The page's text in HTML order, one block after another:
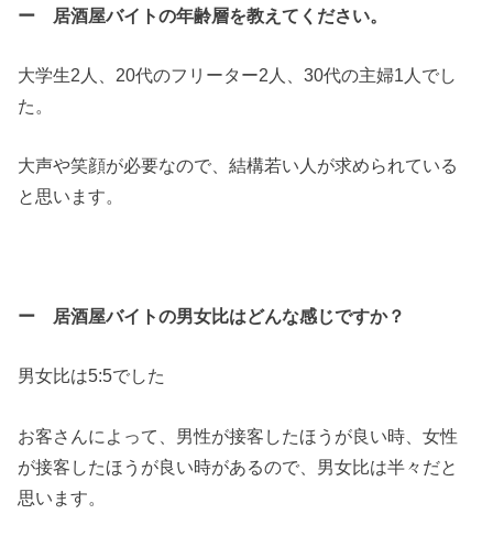
ー 居酒屋バイトの年齢層を教えてください。
大学生2人、20代のフリーター2人、30代の主婦1人でし
た。
大声や笑顔が必要なので、結構若い人が求められている
と思います。
ー 居酒屋バイトの男女比はどんな感じですか？
男女比は5:5でした
お客さんによって、男性が接客したほうが良い時、女性
が接客したほうが良い時があるので、男女比は半々だと
思います。